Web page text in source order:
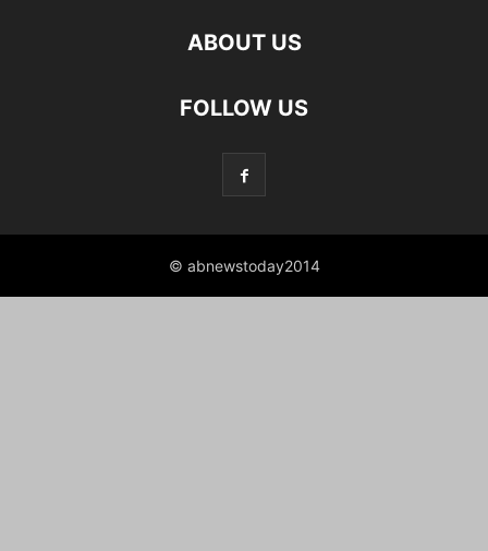
ABOUT US
FOLLOW US
© abnewstoday2014